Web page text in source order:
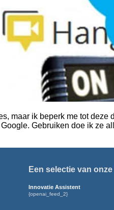
maar ik beperk me tot
Gebruiken doe ik ze
Een selectie van
Innovatie Assistent
{openai_feed_2}